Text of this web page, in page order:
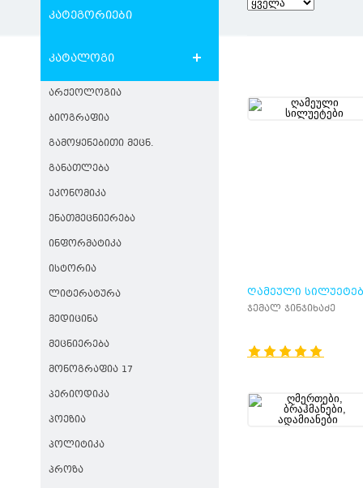
კატეგორიები
კატალოგი
ᲐᲠᲥᲔᲝᲚᲝᲒᲘᲐ
ᲑᲘᲝᲒᲠᲐᲤᲘᲐ
ᲒᲐᲛᲝᲧᲔᲜᲔᲑᲘᲗᲘ ᲛᲔᲪᲜ.
ᲒᲐᲜᲐᲗᲚᲔᲑᲐ
ᲔᲙᲝᲜᲝᲛᲘᲙᲐ
ᲔᲜᲐᲗᲛᲔᲪᲜᲘᲔᲠᲔᲑᲐ
ᲘᲜᲤᲝᲠᲛᲐᲢᲘᲙᲐ
ᲘᲡᲢᲝᲠᲘᲐ
ᲚᲘᲢᲔᲠᲐᲢᲣᲠᲐ
ᲛᲔᲓᲘᲪᲘᲜᲐ
ᲛᲔᲪᲜᲘᲔᲠᲔᲑᲐ
ᲛᲝᲜᲝᲒᲠᲐᲤᲘᲐ 17
ᲞᲔᲠᲘᲝᲓᲘᲙᲐ
ᲞᲝᲔᲖᲘᲐ
ᲞᲝᲚᲘᲢᲘᲙᲐ
ᲞᲠᲝᲖᲐ
ᲦᲐᲛᲔᲣᲚᲘ
ჯემალ ჯინჯიხაძე